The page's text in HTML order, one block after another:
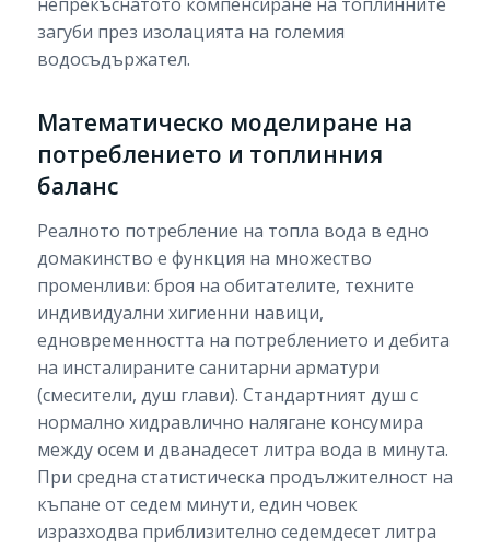
загуби през изолацията на големия
водосъдържател.
Математическо моделиране на
потреблението и топлинния
баланс
Реалното потребление на топла вода в едно
домакинство е функция на множество
променливи: броя на обитателите, техните
индивидуални хигиенни навици,
едновременността на потреблението и дебита
на инсталираните санитарни арматури
(смесители, душ глави). Стандартният душ с
нормално хидравлично налягане консумира
между осем и дванадесет литра вода в минута.
При средна статистическа продължителност на
къпане от седем минути, един човек
изразходва приблизително седемдесет литра